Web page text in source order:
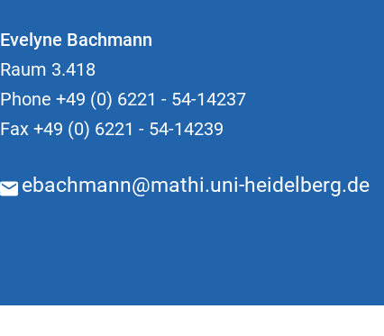
Evelyne Bachmann
Raum 3.418
Phone+49 (0) 6221 - 54-14237
Fax+49 (0) 6221 - 54-14239
ebachmann@mathi.uni-heidelberg.de